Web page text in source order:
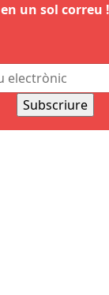
en un sol correu !